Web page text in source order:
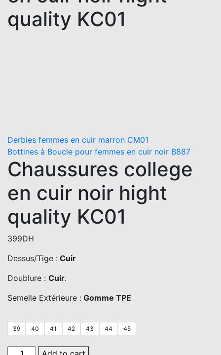
quality KC01
Derbies femmes en cuir marron CM01
Bottines à Boucle pour femmes en cuir noir B887
Chaussures college
en cuir noir hight
quality KC01
399DH
Dessus/Tige : Cuir
Doublure : Cuir.
Semelle Extérieure : Gomme TPE
39 40 41 42 43 44 45
Chaussures